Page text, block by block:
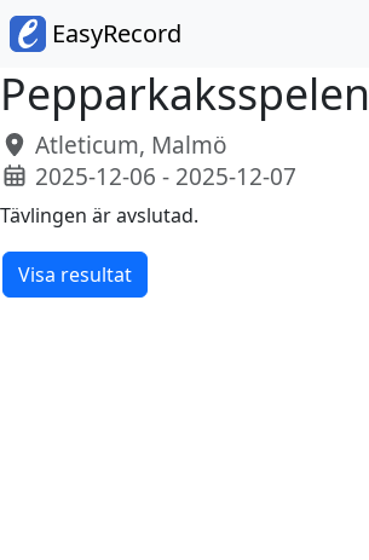
EasyRecord
Pepparkaksspelen
Atleticum, Malmö
2025-12-06 - 2025-12-07
Tävlingen är avslutad.
Visa resultat